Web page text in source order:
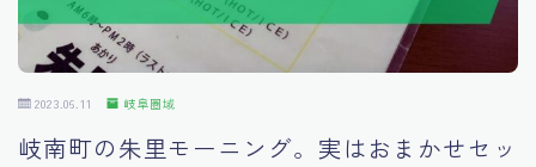
Go out
Others
2023.06.11 岐阜圏域
岐南町の朱里モーニング。実はおまかせセッ